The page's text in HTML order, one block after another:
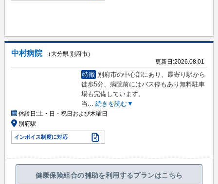
中村病院
（大分県 別府市）
更新日:2026.08.01
特徴 別府市の中心部にあり、最寄り駅から
徒歩5分、病院前にはバス停もあり無料駐車
場も完備しています。
当
続きを読む▼
休診日:土・日・祝日および木曜日
別府駅
インボイス制度に対応
健康保険組合の補助を利用するプランはこちら